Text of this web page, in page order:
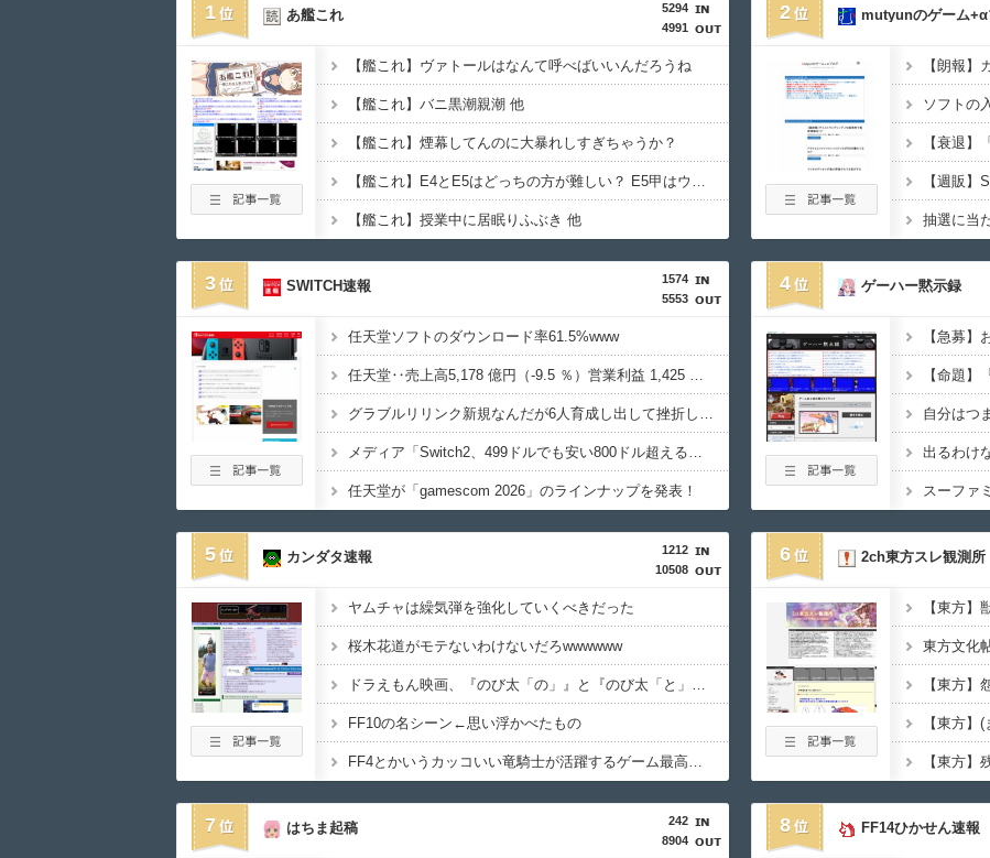
1
5294
4991
あ艦これ
【艦これ】ヴァトールはなんて呼べばいいんだろうね
【艦これ】バニ黒潮親潮 他
【艦これ】煙幕してんのに大暴れしすぎちゃうか？
【艦これ】E4とE5はどっちの方が難しい？ E5甲はウイニングランって聞いたんだけど
【艦これ】授業中に居眠りふぶき 他
2 mutyunのゲーム+α
3
1574
5553
SWITCH速報
任天堂ソフトのダウンロード率61.5%www
任天堂‥売上高5,178 億円（-9.5 ％）営業利益 1,425 億円（+150.5 %）
グラブルリリンク新規なんだが6人育成し出して挫折した、これ全キャラ育成するのにどんだけかかるの？
メディア「Switch2、499ドルでも安い800ドル超えるかも。PS5は直近での値上げ可能性低い」
任天堂が「gamescom 2026」のラインナップを発表！
4 ゲーハー黙示録
【急募
出るわけ
5
1212
10508
カンダタ速報
ヤムチャは繰気弾を強化していくべきだった
桜木花道がモテないわけないだろwwwwww
ドラえもん映画、『のび太「の」』と『のび太「と」』の違いがわからないと話題に
FF10の名シーン←思い浮かべたもの
FF4とかいうカッコいい竜騎士が活躍するゲーム最高だよな
6 2ch東方スレ観測所
【東方
東方文化
【東方
【東方
【東方
7
242
8904
はちま起稿 8 FF14ひかせん速報